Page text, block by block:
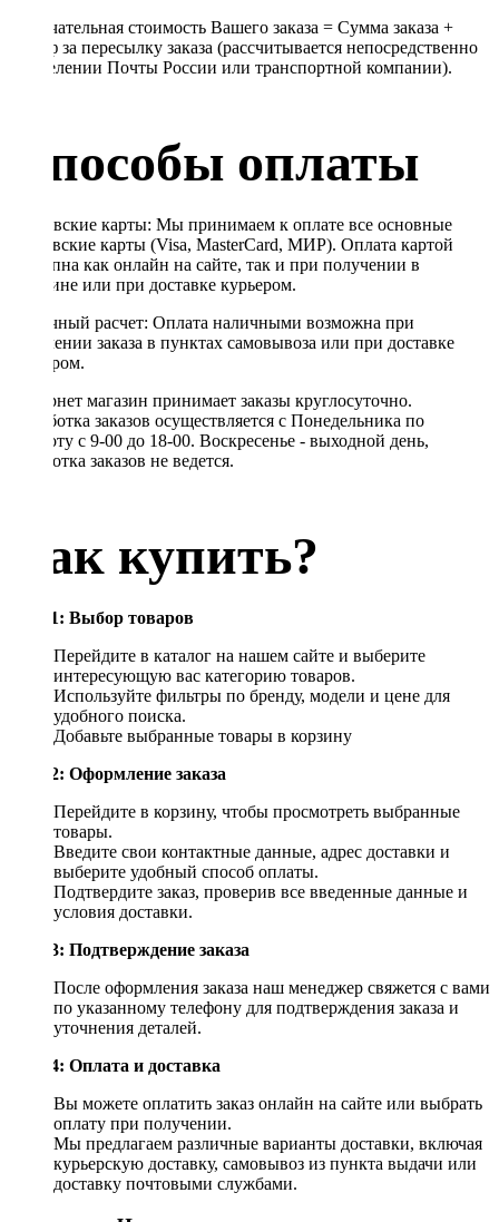
Окончательная стоимость Вашего заказа = Сумма заказа +
Тариф за пересылку заказа (рассчитывается непосредственно
в отделении Почты России или транспортной компании).
Способы оплаты
Банковские карты: Мы принимаем к оплате все основные
банковские карты (Visa, MasterCard, МИР). Оплата картой
доступна как онлайн на сайте, так и при получении в
магазине или при доставке курьером.
Наличный расчет: Оплата наличными возможна при
получении заказа в пунктах самовывоза или при доставке
курьером.
Интернет магазин принимает заказы круглосуточно.
Обработка заказов осуществляется с Понедельника по
Субботу с 9-00 до 18-00. Воскресенье - выходной день,
обработка заказов не ведется.
Как купить?
Шаг 1: Выбор товаров
Перейдите в каталог на нашем сайте и выберите
интересующую вас категорию товаров.
Используйте фильтры по бренду, модели и цене для
удобного поиска.
Добавьте выбранные товары в корзину
Шаг 2: Оформление заказа
Перейдите в корзину, чтобы просмотреть выбранные
товары.
Введите свои контактные данные, адрес доставки и
выберите удобный способ оплаты.
Подтвердите заказ, проверив все введенные данные и
условия доставки.
Шаг 3: Подтверждение заказа
После оформления заказа наш менеджер свяжется с вами
по указанному телефону для подтверждения заказа и
уточнения деталей.
Шаг 4: Оплата и доставка
Вы можете оплатить заказ онлайн на сайте или выбрать
оплату при получении.
Мы предлагаем различные варианты доставки, включая
курьерскую доставку, самовывоз из пункта выдачи или
доставку почтовыми службами.